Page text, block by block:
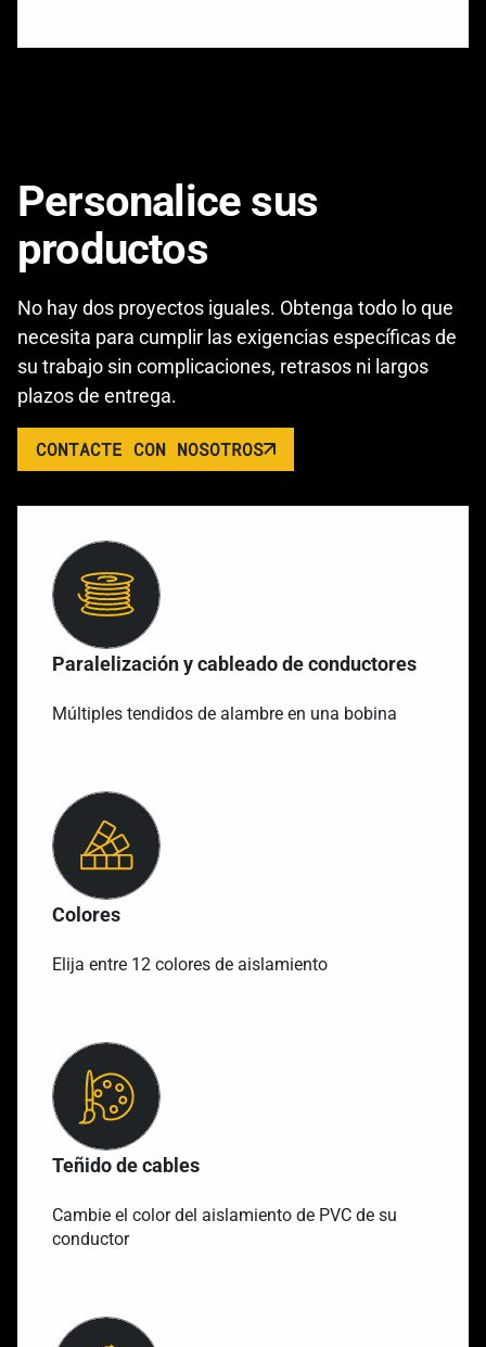
Personalice sus
productos
No hay dos proyectos iguales. Obtenga todo lo que
necesita para cumplir las exigencias específicas de
su trabajo sin complicaciones, retrasos ni largos
plazos de entrega.
CONTACTE CON NOSOTROS
Paralelización y cableado de conductores
Múltiples tendidos de alambre en una bobina
Colores
Elija entre 12 colores de aislamiento
Teñido de cables
Cambie el color del aislamiento de PVC de su
conductor